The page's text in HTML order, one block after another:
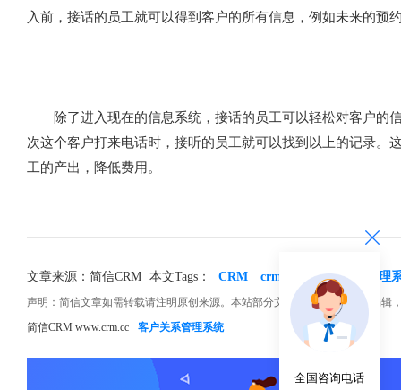
入前，接话的员工就可以得到客户的所有信息，例如未来的预
除了进入现在的信息系统，接话的员工可以轻松对客户的
次这个客户打来电话时，接听的员工就可以找到以上的记录。
工的产出，降低费用。
文章来源：简信CRM 本文Tags： CRM crm系统 crm客户管理
声明：简信文章如需转载请注明原创来源。本站部分文章和图片来源网络编
简信CRM www.crm.cc
客户关系管理系统
全国咨询电话